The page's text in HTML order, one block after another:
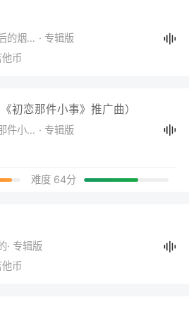
· 夏夜最后的烟火(音乐企划《对号入座》) · 专辑版
币
《初恋那件小事》推广曲）
· 《初恋那件小事》电视剧原声带 · 专辑版
难度 64分
· 专辑版
币